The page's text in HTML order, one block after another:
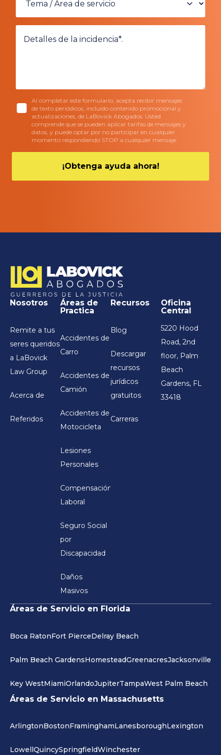
Al completar este formulario, acepta recibir mensajes
de texto periódicos, incluido contenido promocional y
actualizaciones, de LaBovick Abogados. Usted
comprende que se pueden aplicar tarifas de mensajes y
datos, y puede optar por no participar en cualquier
momento respondiendo STOP a cualquier mensaje.
Nosotros
Remite a tus
seres queridos
a LaBovick
Law Group
Acerca de
Referidos
Áreas de
Practica
Accidentes de
Carro
Accidentes de
Camión
Accidentes de
Motocicleta
Lesiones
Personales
Compensación
Laboral
Seguro Social
por
Discapacidad
Daños
Masivos
Recursos
Blog
Descargar
recursos
jurídicos
gratuitos
Carreras
Oficina
Central
5220 Hood
Road, 2nd
floor, Palm
Beach
Gardens, FL
33418
Áreas de Servicio en Florida
Boca RatonFort PierceDelray Beach
Palm Beach GardensHomesteadGreenacresJacksonville
Key WestMiamiOrlandoJupiterTampaWest Palm Beach
Áreas de Servicio en Massachusetts
ArlingtonBostonFraminghamLanesboroughLexington
Lowell QuincySpringfieldWinchester